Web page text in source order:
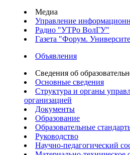
Медиа
Управление
Радио "УТРо ВолГУ"
Газета "Форум.
Объявления
Сведения об
Основные сведения
Структура и органы
организацией
Документы
Образование
Образовательные
Руководство
Научно-педагогический